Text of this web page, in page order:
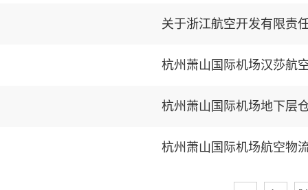
杭州萧山国际机场汉莎航
杭州萧山国际机场地下层
杭州萧山国际机场航空物